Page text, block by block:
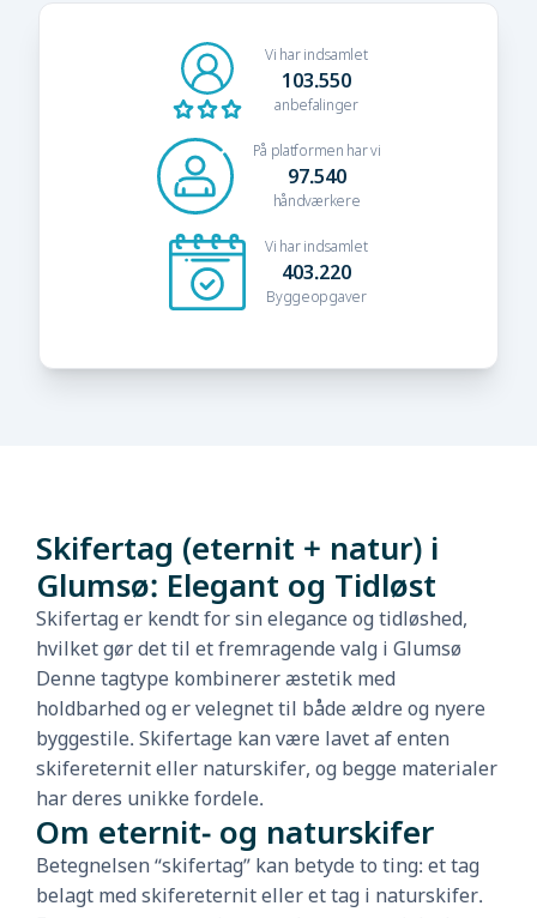
Vi har indsamlet
103.550
anbefalinger
På platformen har vi
97.540
håndværkere
Vi har indsamlet
403.220
Byggeopgaver
Skifertag (eternit + natur) i
Glumsø: Elegant og Tidløst
Skifertag er kendt for sin elegance og tidløshed,
hvilket gør det til et fremragende valg i Glumsø
Denne tagtype kombinerer æstetik med
holdbarhed og er velegnet til både ældre og nyere
byggestile. Skifertage kan være lavet af enten
skifereternit eller naturskifer, og begge materialer
har deres unikke fordele.
Om eternit- og naturskifer
Betegnelsen “skifertag” kan betyde to ting: et tag
belagt med skifereternit eller et tag i naturskifer.